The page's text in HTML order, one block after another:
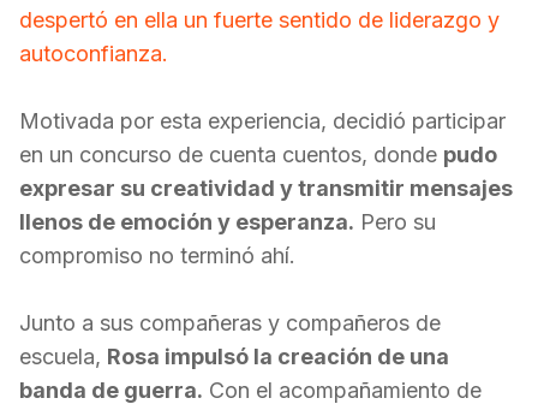
despertó en ella un fuerte sentido de liderazgo y
autoconfianza.
Motivada por esta experiencia, decidió participar
en un concurso de cuenta cuentos, donde pudo
expresar su creatividad y transmitir mensajes
llenos de emoción y esperanza. Pero su
compromiso no terminó ahí.
Junto a sus compañeras y compañeros de
escuela, Rosa impulsó la creación de una
banda de guerra. Con el acompañamiento de